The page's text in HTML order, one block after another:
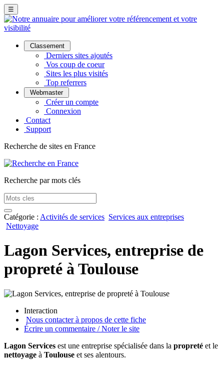
☰
Classement
Derniers sites ajoutés
Vos coup de coeur
Sites les plus visités
Top referrers
Webmaster
Créer un compte
Connexion
Contact
Support
Recherche de sites en France
Recherche par mots clés
Catégorie : Activités de services Services aux entreprises
Nettoyage
Lagon Services, entreprise de
propreté à Toulouse
Interaction
Nous contacter à propos de cette fiche
Écrire un commentaire / Noter le site
Lagon Services est une entreprise spécialisée dans la propreté et le
nettoyage à Toulouse et ses alentours.